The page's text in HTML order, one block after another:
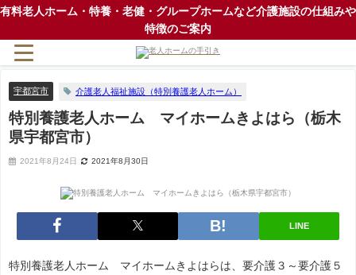
有料老人ホーム・特養・老健・グループホームなど介護施設の仕組みや
特徴のご案内
宇都宮市 介護老人福祉施設（特別養護老人ホーム）
特別養護老人ホーム マイホームきよはら（栃木
県宇都宮市）
2021年8月24日 2021年8月30日
LINE
特別養護老人ホーム マイホームきよはらは、要介護３～要介護５